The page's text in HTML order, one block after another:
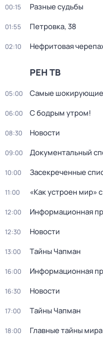
00:15 Разные судьбы
01:55 Петровка, 38
02:10 Нефритовая
РЕН ТВ
05:00 Самые шoкиpующие
06:00 С бодрым утром!
08:30 Новости
09:00 Документальный
10:00 Заcекрeченные
11:00 «Как устроен
12:00 Информационная
12:30 Новости
13:00 Тaйны Чапман
16:00 Информационная
16:30 Новости
17:00 Тaйны Чапман
18:00 Главные тайны мира